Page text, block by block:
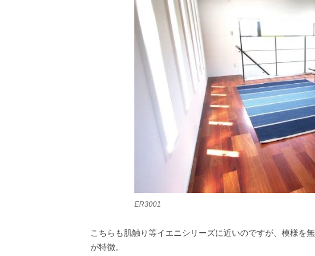
ER3001
こちらも肌触り等イエニシリーズに近いのですが、模様を
が特徴。